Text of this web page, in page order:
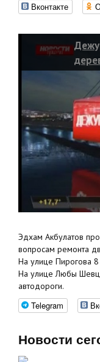
Вконтакте
Эдхам Акбулатов
вопросам ремонта
На улице Пирогова
На улице Любы
автодороги.
Telegram
Новости